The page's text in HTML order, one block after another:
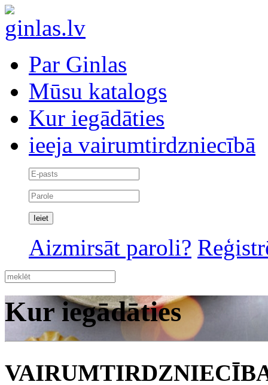
Par Ginlas
Mūsu katalogs
Kur iegādāties
ieeja vairumtirdzniecībā
Aizmirsāt paroli?
Kur iegādāties